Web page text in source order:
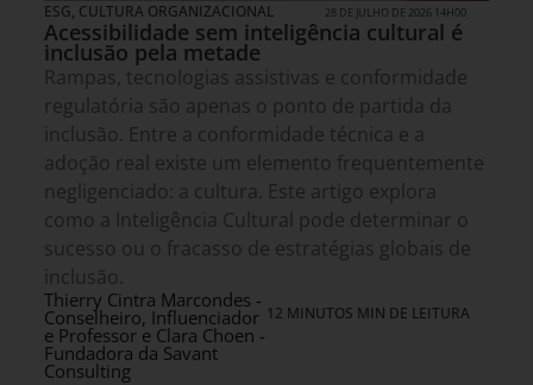
ESG, CULTURA ORGANIZACIONAL 28 DE JULHO DE 2026 14H00
Acessibilidade sem inteligência cultural é
inclusão pela metade
Rampas, tecnologias assistivas e conformidade
regulatória são apenas o ponto de partida da
inclusão. Entre a conformidade técnica e a
adoção real existe um elemento frequentemente
negligenciado: a cultura. Este artigo explora
como a Inteligência Cultural pode determinar o
sucesso ou o fracasso de estratégias globais de
inclusão.
Thierry Cintra Marcondes -
Conselheiro, Influenciador
e Professor e Clara Choen -
Fundadora da Savant
Consulting
12 MINUTOS MIN DE LEITURA